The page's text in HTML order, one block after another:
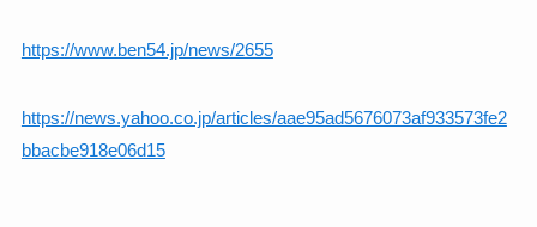
https://www.ben54.jp/news/2655
https://news.yahoo.co.jp/articles/aae95ad5676073af933573fe2
bbacbe918e06d15